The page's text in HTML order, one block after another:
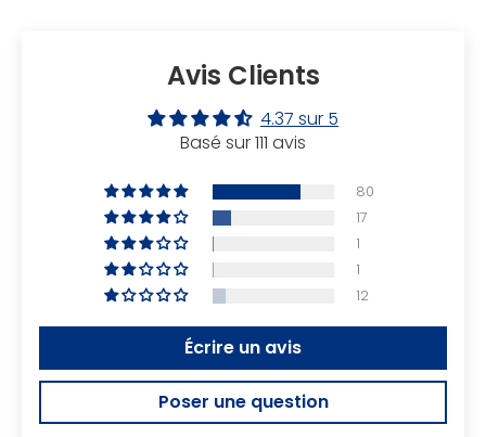
Avis Clients
4.37 sur 5
Basé sur 111 avis
80
17
1
1
12
Écrire un avis
Poser une question